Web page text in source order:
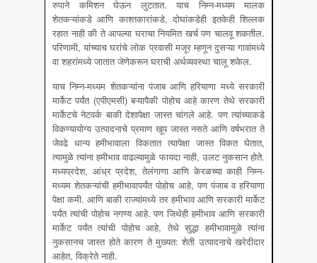
रुपाने कमिशन घेऊन लुटतात. याच निम्न-मध्यम मालक
शेतकऱ्यांकडे आणि काश्तकारांकडे, दोघांकडेही इतकेही शिल्लक
रहात नाही की ते आपल्या घराचा नियमित खर्च पण चालवू शकतील.
परिणामी, यांच्याच घरांचे लोक प्रवासी मजूर म्हणून दुसऱ्या गावांमध्ये
वा शहरांमध्ये जातात जेणेकरून घराची अर्थव्यवस्था चालू शकेल.
याच निम्न-मध्यम शेतकऱ्यांना पंजाब आणि हरियाणा मध्ये सरकारी
मार्केट पर्यंत (एपीएमसी) बऱ्यापैकी पोहोच आहे कारण तेथे सरकारी
मार्केटचे नेटवर्क बाकी देशापेक्षा जास्त चांगले आहे. पण त्यांच्याकडे
विकण्यायोग्य उत्पादनाचे प्रमाण खूप जास्त नसते आणि वर्षभरात ते
जेवढे धान्य हमीभावाला विकतात त्यापेक्षा जास्त विकत घेतात,
त्यामुळे त्यांना हमीभाव वाढल्यामुळे फायदा नाही, उलट नुकसान होते.
मध्यप्रदेश, आंध्र प्रदेश, तेलंगाणा आणि केरळच्या काही निम्न-
मध्यम शेतकऱ्यांची हमीभावापर्यंत पोहोच आहे, पण पंजाब व हरियाणा
पेक्षा कमी. आणि बाकी राज्यांमध्ये तर हमीभाव आणि सरकारी मार्केट
पर्यंत त्यांची पोहोच नगण्य आहे. पण जिथेही हमीभाव आणि सरकारी
मार्केट पर्यंत त्यांची पोहोच आहे, तेथे सुद्धा हमीभावामुळे त्यांना
नुकसानच जास्त होते कारण ते मुख्यत: शेती उत्पादनाचे खरेदीदार
आहेत, विक्रेते नाही.